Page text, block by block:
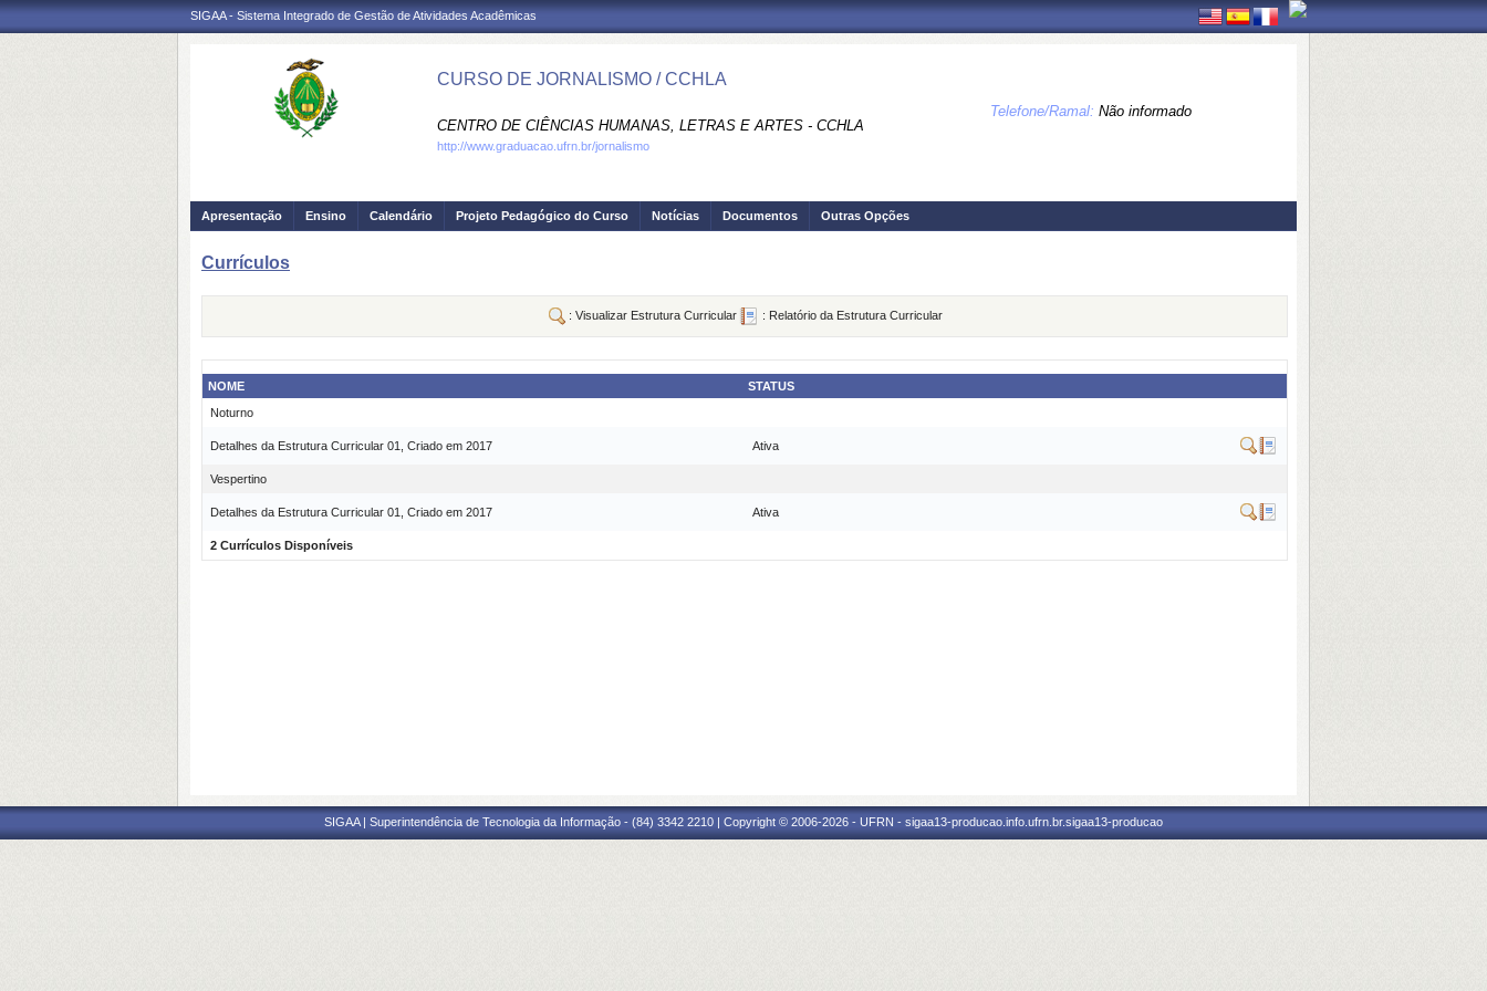
SIGAA - Sistema Integrado de Gestão de Atividades Acadêmicas
CURSO DE JORNALISMO / CCHLA
CENTRO DE CIÊNCIAS HUMANAS, LETRAS E ARTES - CCHLA
Telefone/Ramal: Não informado
http://www.graduacao.ufrn.br/jornalismo
Apresentação Ensino Calendário Projeto Pedagógico do Curso Notícias Documentos Outras Opções
Currículos
: Visualizar Estrutura Curricular : Relatório da Estrutura Curricular
NOME
STATUS
Noturno
Detalhes da Estrutura Curricular 01, Criado em 2017 Ativa
Vespertino
Detalhes da Estrutura Curricular 01, Criado em 2017 Ativa
2 Currículos Disponíveis
SIGAA | Superintendência de Tecnologia da Informação - (84) 3342 2210 | Copyright © 2006-2026 - UFRN - sigaa13-producao.info.ufrn.br.sigaa13-producao